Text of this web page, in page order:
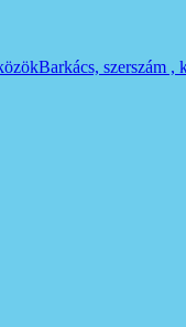
Barkács, szerszám ,